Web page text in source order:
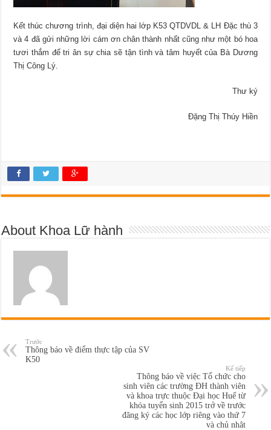
Kết thúc chương trình, đại diện hai lớp K53 QTDVDL & LH Đặc thù 3
và 4 đã gửi những lời cám ơn chân thành nhất cũng như một bó hoa
tươi thắm để tri ân sự chia sẽ tận tình và tâm huyết của Bà Dương
Thị Công Lý.
Thư ký
Đặng Thị Thúy Hiền
About Khoa Lữ hành
Trước
Thông báo về điểm thực tập của SV
K50
Kế tiếp
Thông báo về việc Tổ chức cho
sinh viên các trường ĐH thành viên
và khoa trực thuộc Đại học Huế từ
khóa tuyển sinh 2015 trở về trước
đăng ký các học lớp riêng vào thứ 7
và chủ nhât